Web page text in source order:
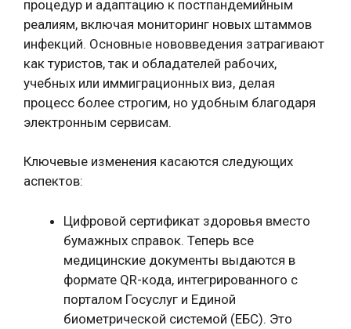
процедур и адаптацию к постпандемийным
реалиям, включая мониторинг новых штаммов
инфекций. Основные нововведения затрагивают
как туристов, так и обладателей рабочих,
учебных или иммиграционных виз, делая
процесс более строгим, но удобным благодаря
электронным сервисам.
Ключевые изменения касаются следующих
аспектов:
Цифровой сертификат здоровья вместо
бумажных справок. Теперь все
медицинские документы выдаются в
формате QR-кода, интегрированного с
порталом Госуслуг и Единой
биометрической системой (ЕБС). Это